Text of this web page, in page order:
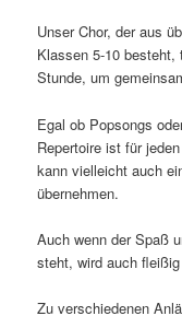
Unser Chor, der aus
Klassen 5-10
Stunde, um
Egal ob Popsongs
Repertoire ist für
kann vielleicht auch
übernehmen.
Auch wenn der Spaß
steht, wird auch
Zu verschiedenen